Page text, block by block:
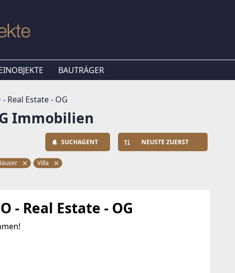
BAUTRÄGER
Real Estate - OG
Immobilien
SUCHAGENT NEUSTE ZUERST
Villa
- Real Estate - OG